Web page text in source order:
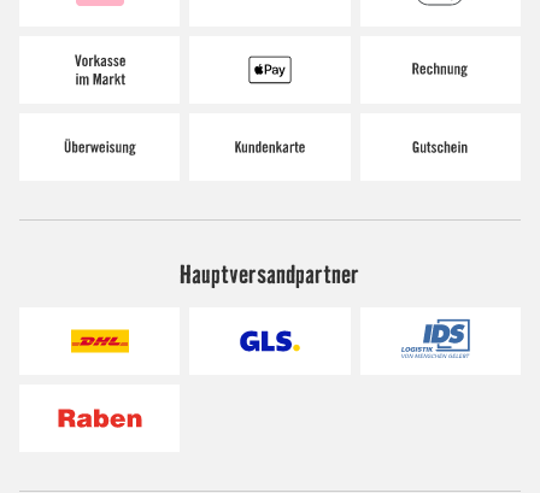
Hauptversandpartner